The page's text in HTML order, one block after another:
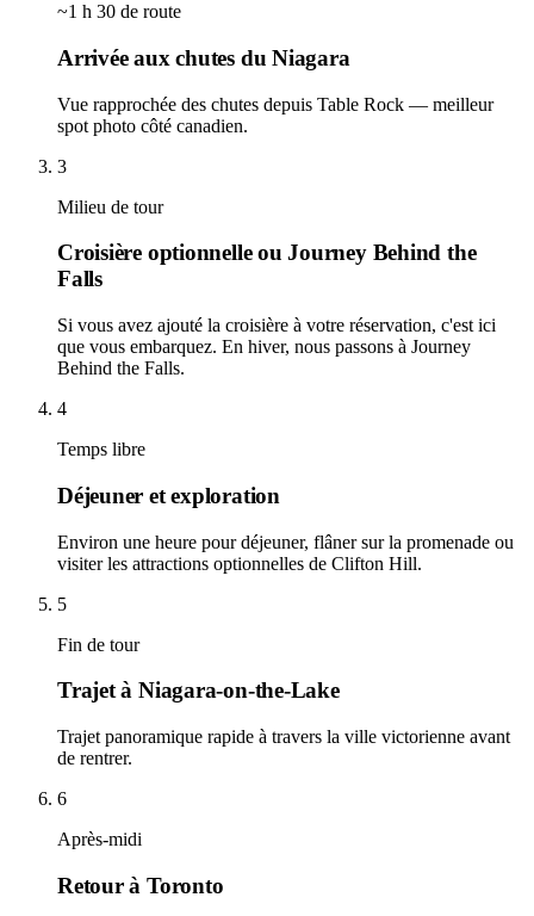
~1 h 30 de route
Arrivée aux chutes du Niagara
Vue rapprochée des chutes depuis Table Rock — meilleur
spot photo côté canadien.
3
Milieu de tour
Croisière optionnelle ou Journey Behind the
Falls
Si vous avez ajouté la croisière à votre réservation, c'est ici
que vous embarquez. En hiver, nous passons à Journey
Behind the Falls.
4
Temps libre
Déjeuner et exploration
Environ une heure pour déjeuner, flâner sur la promenade ou
visiter les attractions optionnelles de Clifton Hill.
5
Fin de tour
Trajet à Niagara-on-the-Lake
Trajet panoramique rapide à travers la ville victorienne avant
de rentrer.
6
Après-midi
Retour à Toronto